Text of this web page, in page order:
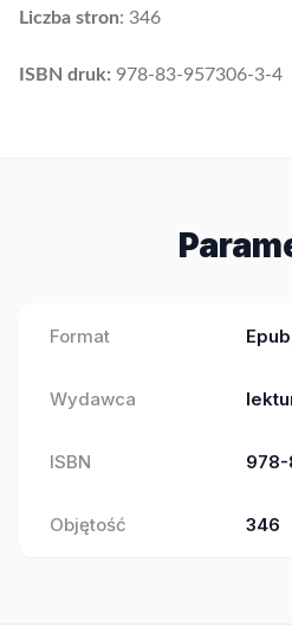
Liczba stron: 346
ISBN druk: 978-83-957306-3-4
Format
Wydawca
ISBN
Objętość 346